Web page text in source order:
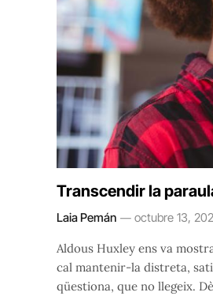
Transcendir la
Laia Pemán octubre 13,
Aldous Huxley ens va
cal mantenir-la distreta,
qüestiona, que no llegeix.